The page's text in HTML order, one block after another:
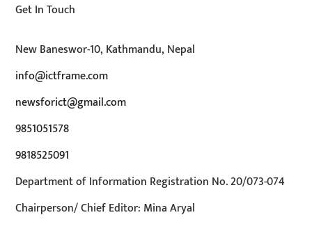
Get In Touch
New Baneswor-10, Kathmandu, Nepal
info@ictframe.com
newsforict@gmail.com
9851051578
9818525091
Department of Information Registration No. 20/073-074
Chairperson/ Chief Editor: Mina Aryal